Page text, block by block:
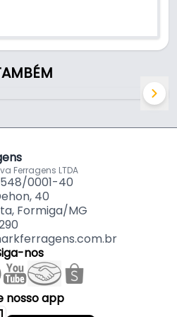
Ferragens LTDA
0001-40
40
Formiga/MG
nos
nosso app